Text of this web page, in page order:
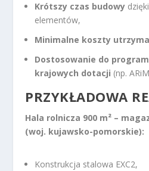
Krótszy czas budowy
elementów,
Minimalne koszty
Dostosowanie do
krajowych dotacji (np.
PRZYKŁADOWA
Hala rolnicza 900 m² –
(woj. kujawsko-pomorskie):
Konstrukcja stalowa EXC2,